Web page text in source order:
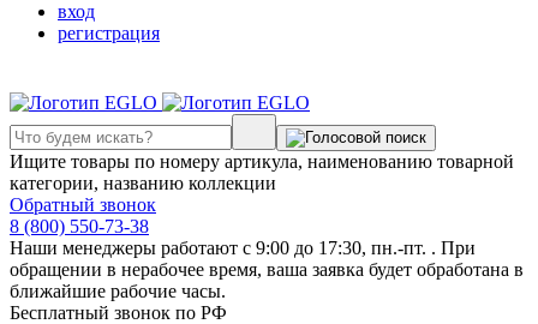
вход
регистрация
Ищите товары по номеру артикула, наименованию товарной
категории, названию коллекции
Обратный звонок
8 (800) 550-73-38
Наши менеджеры работают с 9:00 до 17:30, пн.-пт. . При
обращении в нерабочее время, ваша заявка будет обработана в
ближайшие рабочие часы.
Бесплатный звонок по РФ